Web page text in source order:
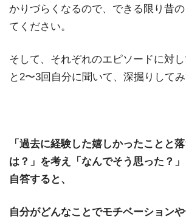
かりづらくなるので、できる限り昔
てください。
そして、それぞれのエピソードに対し
と2〜3回自分に聞いて、深掘りしてみ
「過去に経験した嬉しかったことと
は？」を考え「なんでそう思った？
自答すると、
自分がどんなことでモチベーション